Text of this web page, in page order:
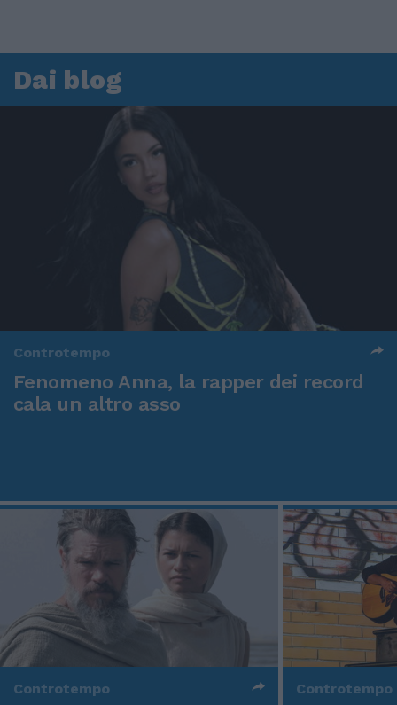
Dai blog
Controtempo
Fenomeno Anna, la rapper dei record
cala un altro asso
Controtempo Controtempo